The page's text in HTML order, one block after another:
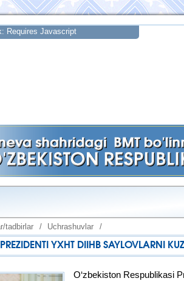
tadbirlar / Uchrashuvlar /
YXHT DIIHB SAYLOVLARNI
O‘zbekiston Respublikasi